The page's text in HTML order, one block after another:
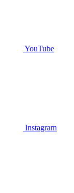
YouTube
Instagram